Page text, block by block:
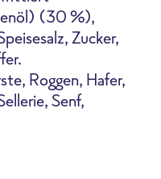
(30 %),
Zucker,
Roggen, Hafer,
Senf,